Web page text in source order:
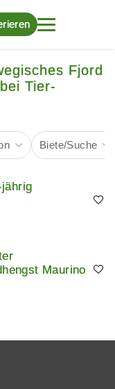
Fjord
Tier-
Biete/Suche
Maurino